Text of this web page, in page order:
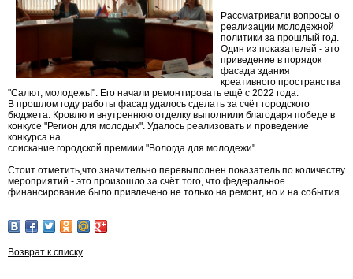
Рассматривали вопросы о
реализации молодежной
политики за прошлый год.
Один из показателей - это
приведение в порядок
фасада здания
креативного пространства
"Салют, молодежь!". Его начали ремонтировать ещё с 2022 года.
В прошлом году работы фасад удалось сделать за счёт городского
бюджета. Кровлю и внутреннюю отделку выполнили благодаря победе в
конкусе "Регион для молодых". Удалось реализовать и проведение
конкурса на
соискание городской премиии "Вологда для молодежи".
Стоит отметить,что значительно перевыполнен показатель по количеству
мероприятий - это произошло за счёт того, что федеральное
финансирование было привлечено не только на ремонт, но и на события.
Возврат к списку